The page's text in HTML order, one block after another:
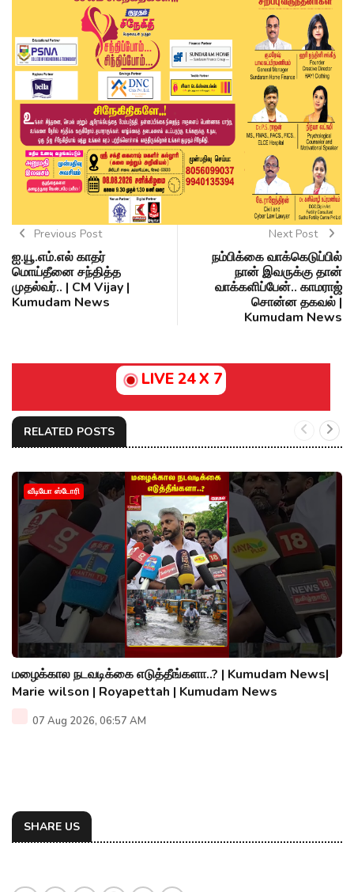
Previous Post
ஐ.யூ.எம்.எல் காதர்
மொய்தீனை சந்தித்த
முதல்வர்.. | CM Vijay |
Kumudam News
Next Post
நம்பிக்கை வாக்கெடுப்பில்
நான் இவருக்கு தான்
வாக்களிப்பேன்.. காமராஜ்
சொன்ன தகவல் |
Kumudam News
LIVE 24 X 7
RELATED POSTS
வீடியோ ஸ்டோரி
மழைக்கால நடவடிக்கை எடுத்தீங்களா..? | Kumudam News|
Marie wilson | Royapettah | Kumudam News
07 Aug 2026, 06:57 AM
SHARE US